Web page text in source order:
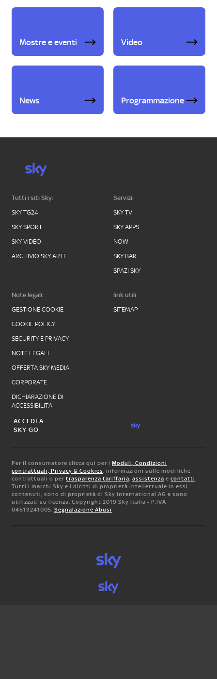
Mostre e eventi Video
News Programmazione
Tutti i siti Sky:
SKY TG24
SKY SPORT
SKY VIDEO
ARCHIVIO SKY ARTE
Servizi:
SKY TV
SKY APPS
NOW
SKY BAR
SPAZI SKY
Note legali:
GESTIONE COOKIE
COOKIE POLICY
SECURITY E PRIVACY
NOTE LEGALI
OFFERTA SKY MEDIA
CORPORATE
DICHIARAZIONE DI
ACCESSIBILITA'
link utili
SITEMAP
ACCEDI A
SKY GO
Per il consumatore clicca qui per i Moduli, Condizioni
contrattuali, Privacy & Cookies, informazioni sulle modifiche
contrattuali o per trasparenza tariffaria, assistenza e contatti.
Tutti i marchi Sky e i diritti di proprietà intellettuale in essi
contenuti, sono di proprietà di Sky international AG e sono
utilizzati su licenza. Copyright 2019 Sky Italia - P.IVA
04619241005. Segnalazione Abusi